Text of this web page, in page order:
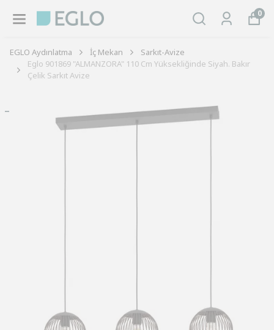
0
EGLO Aydınlatma İç Mekan
Sarkıt-Avize
Eglo 901869 "ALMANZORA" 110 Cm Yüksekliğinde Siyah. Bakır
Çelik Sarkıt Avize